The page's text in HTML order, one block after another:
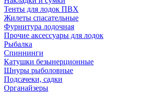
Тенты для лодок ПВХ
Жилеты спасательные
Фурнитура лодочная
Прочие аксессуары для лодок
Рыбалка
Спиннинги
Катушки безынерционные
Шнуры рыболовные
Подсачеки, садки
Органайзеры